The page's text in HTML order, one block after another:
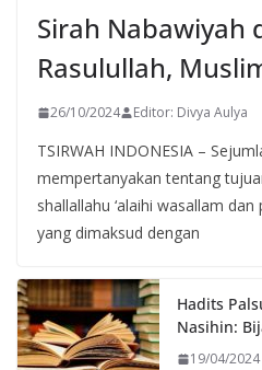
Sirah Nabawiyah
Rasulullah,
26/10/2024 Editor: Divya Aulya
TSIRWAH INDONESIA –
mempertanyakan tentang
shallallahu ‘alaihi wasallam
yang dimaksud dengan
Hadits
Nasihin:
19/04/2024